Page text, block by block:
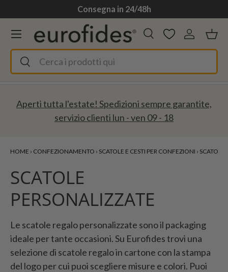
Passa ai contenuti
Consegna in 24/48h
Cerca
Cerca
Cerca Accedi
Menu
Aperti tutta l'estate! Spedizioni sempre garantite,
servizio clienti lun - ven 09 - 18
HOME › CONFEZIONAMENTO › SCATOLE E CESTI PER CONFEZIONI › SCATOLE
SCATOLE
PERSONALIZZATE
Le scatole regalo personalizzate sono il packaging
ideale per tante occasioni. Su Eurofides trovi una
selezione di scatole regalo in cartone con la stampa
del logo per cui puoi scegliere misure e colori. Puoi